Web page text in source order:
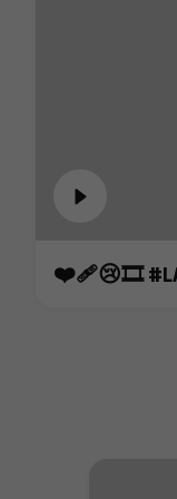
❤️‍🩹😢🎞️